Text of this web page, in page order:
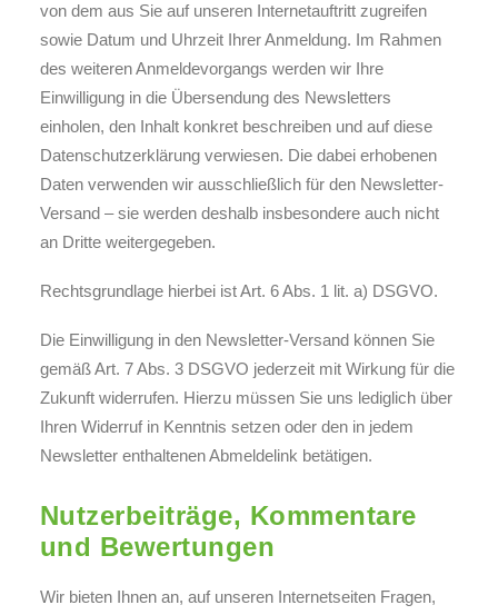
von dem aus Sie auf unseren Internetauftritt zugreifen
sowie Datum und Uhrzeit Ihrer Anmeldung. Im Rahmen
des weiteren Anmeldevorgangs werden wir Ihre
Einwilligung in die Übersendung des Newsletters
einholen, den Inhalt konkret beschreiben und auf diese
Datenschutzerklärung verwiesen. Die dabei erhobenen
Daten verwenden wir ausschließlich für den Newsletter-
Versand – sie werden deshalb insbesondere auch nicht
an Dritte weitergegeben.
Rechtsgrundlage hierbei ist Art. 6 Abs. 1 lit. a) DSGVO.
Die Einwilligung in den Newsletter-Versand können Sie
gemäß Art. 7 Abs. 3 DSGVO jederzeit mit Wirkung für die
Zukunft widerrufen. Hierzu müssen Sie uns lediglich über
Ihren Widerruf in Kenntnis setzen oder den in jedem
Newsletter enthaltenen Abmeldelink betätigen.
Nutzerbeiträge, Kommentare
und Bewertungen
Wir bieten Ihnen an, auf unseren Internetseiten Fragen,